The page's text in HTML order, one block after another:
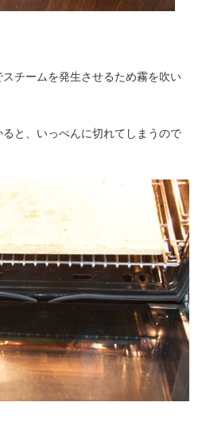
チームを発生させるため霧を吹い
と、いっぺんに切れてしまうので